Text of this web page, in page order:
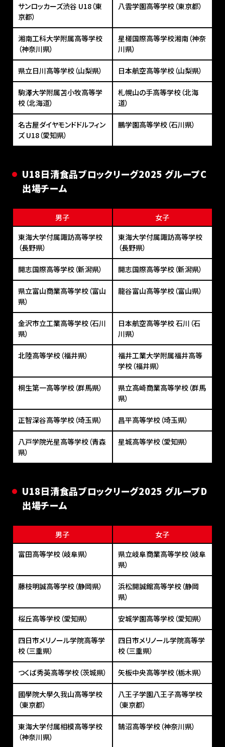
サンロッカーズ渋谷 U18（東
京都）
八雲学園高等学校（東京都）
湘南工科大学附属高等学校
（神奈川県）
星槎国際高等学校湘南（神奈
川県）
県立日川高等学校（山梨県） 日本航空高等学校（山梨県）
駒澤大学附属苫小牧高等学
校（北海道）
札幌山の手高等学校（北海
道）
名古屋ダイヤモンドドルフィン
ズ U18（愛知県）
鵬学園高等学校（石川県）
U18⽇清⾷品ブロックリーグ2025 グループC
出場チーム
男子
女子
東海大学付属諏訪高等学校
（長野県）
東海大学付属諏訪高等学校
（長野県）
開志国際高等学校（新潟県） 開志国際高等学校（新潟県）
県立富山商業高等学校（富山
県）
龍谷富山高等学校（富山県）
金沢市立工業高等学校（石川
県）
日本航空高等学校 石川（石
川県）
北陸高等学校（福井県）
福井工業大学附属福井高等
学校（福井県）
桐生第一高等学校（群馬県）
県立高崎商業高等学校（群馬
県）
正智深谷高等学校（埼玉県） 昌平高等学校（埼玉県）
八戸学院光星高等学校（青森
県）
星城高等学校（愛知県）
U18⽇清⾷品ブロックリーグ2025 グループD
出場チーム
男子
女子
富田高等学校（岐阜県）
県立岐阜商業高等学校（岐阜
県）
藤枝明誠高等学校（静岡県）
浜松開誠館高等学校（静岡
県）
桜丘高等学校（愛知県） 安城学園高等学校（愛知県）
四日市メリノール学院高等学
校（三重県）
四日市メリノール学院高等学
校（三重県）
つくば秀英高等学校（茨城県） 矢板中央高等学校（栃木県）
國學院大學久我山高等学校
（東京都）
八王子学園八王子高等学校
（東京都）
東海大学付属相模高等学校
（神奈川県）
鵠沼高等学校（神奈川県）